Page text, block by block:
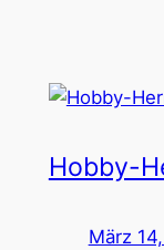
Hobby-
März